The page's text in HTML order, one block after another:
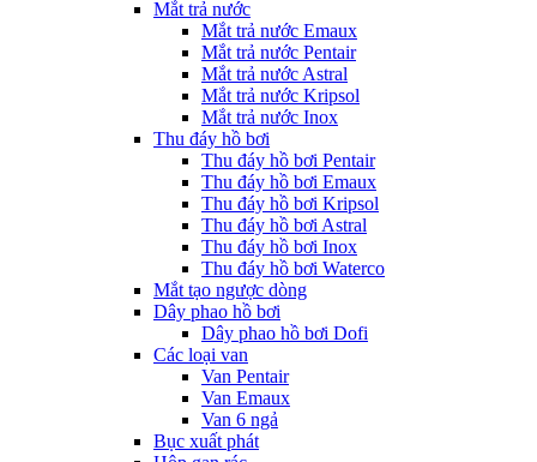
Mắt trả nước
Mắt trả nước Emaux
Mắt trả nước Pentair
Mắt trả nước Astral
Mắt trả nước Kripsol
Mắt trả nước Inox
Thu đáy hồ bơi
Thu đáy hồ bơi Pentair
Thu đáy hồ bơi Emaux
Thu đáy hồ bơi Kripsol
Thu đáy hồ bơi Astral
Thu đáy hồ bơi Inox
Thu đáy hồ bơi Waterco
Mắt tạo ngược dòng
Dây phao hồ bơi
Dây phao hồ bơi Dofi
Các loại van
Van Pentair
Van Emaux
Van 6 ngả
Bục xuất phát